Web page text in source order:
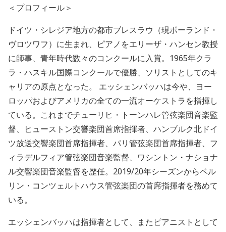
＜プロフィール＞
ドイツ・シレジア地方の都市ブレスラウ（現ポーランド・
ヴロツワフ）に生まれ、ピアノをエリーザ・ハンセン教授
に師事、青年時代数々のコンクールに入賞。 1965年クラ
ラ・ハスキル国際コンクールで優勝、ソリストとしてのキ
ャリアの原点となった。
エッシェンバッハは今や、ヨー
ロッパおよびアメリカの全ての一流オーケストラを指揮し
ている。これまでチューリヒ・トーンハレ管弦楽団音楽監
督、ヒューストン交響楽団首席指揮者、ハンブルク北ドイ
ツ放送交響楽団首席指揮者、パリ管弦楽団首席指揮者、フ
ィラデルフィア管弦楽団音楽監督、ワシントン・ナショナ
ル交響楽団音楽監督を歴任。 2019/20年シーズンからベル
リン・コンツェルトハウス管弦楽団の首席指揮者を務めて
いる。
エッシェンバッハは指揮者として、またピアニストとして